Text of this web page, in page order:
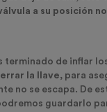
a su posición
terminado de inflar
la llave, para
no se escapa. De
guardarlo